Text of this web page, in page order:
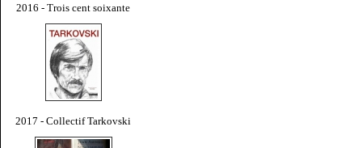
2016 - Trois cent soixante
2017 - Collectif Tarkovski